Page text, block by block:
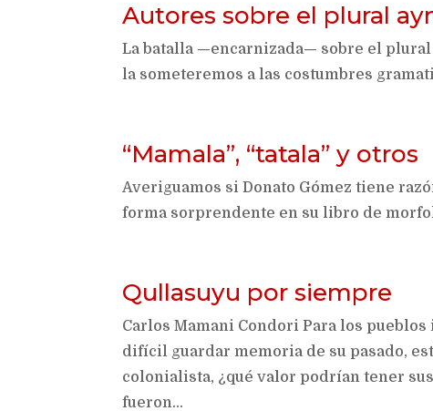
Autores sobre el plural
La batalla —encarnizada— sobre el
la someteremos a las costumbres
“Mamala”, “tatala” y otros
Averiguamos si Donato Gómez tiene
forma sorprendente en su libro de
Qullasuyu por siempre
Carlos Mamani Condori Para los
difícil guardar memoria de su pasado,
colonialista, ¿qué valor podrían tener
fueron...